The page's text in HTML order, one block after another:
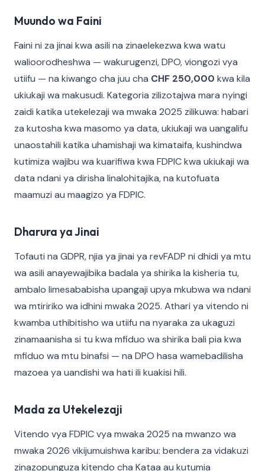
Muundo wa Faini
Faini ni za jinai kwa asili na zinaelekezwa kwa watu
walioorodheshwa — wakurugenzi, DPO, viongozi vya
utiifu — na kiwango cha juu cha CHF 250,000 kwa kila
ukiukaji wa makusudi. Kategoria zilizotajwa mara nyingi
zaidi katika utekelezaji wa mwaka 2025 zilikuwa: habari
za kutosha kwa masomo ya data, ukiukaji wa uangalifu
unaostahili katika uhamishaji wa kimataifa, kushindwa
kutimiza wajibu wa kuarifiwa kwa FDPIC kwa ukiukaji wa
data ndani ya dirisha linalohitajika, na kutofuata
maamuzi au maagizo ya FDPIC.
Dharura ya Jinai
Tofauti na GDPR, njia ya jinai ya revFADP ni dhidi ya mtu
wa asili anayewajibika badala ya shirika la kisheria tu,
ambalo limesababisha upangaji upya mkubwa wa ndani
wa mtiririko wa idhini mwaka 2025. Athari ya vitendo ni
kwamba uthibitisho wa utiifu na nyaraka za ukaguzi
zinamaanisha si tu kwa mfiduo wa shirika bali pia kwa
mfiduo wa mtu binafsi — na DPO hasa wamebadilisha
mazoea ya uandishi wa hati ili kuakisi hili.
Mada za Utekelezaji
Vitendo vya FDPIC vya mwaka 2025 na mwanzo wa
mwaka 2026 vikijumuishwa karibu: bendera za vidakuzi
zinazopunguza kitendo cha Kataa au kutumia